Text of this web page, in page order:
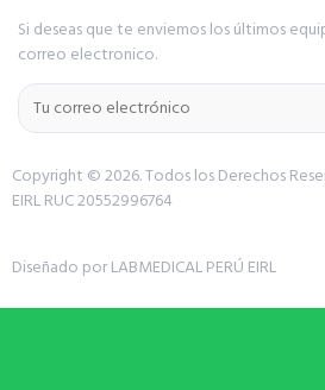
Si deseas que te enviemos los últimos
correo electronico.
Copyright © 2026. Todos los Derechos
EIRL RUC 20552996764
Diseñado por LABMEDICAL PERÚ EIRL